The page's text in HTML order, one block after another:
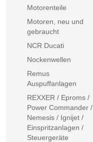
Motorenteile
Motoren, neu und
gebraucht
NCR Ducati
Nockenwellen
Remus
Auspuffanlagen
REXXER / Eproms /
Power Commander /
Nemesis / Ignijet /
Einspritzanlagen /
Steuergeräte